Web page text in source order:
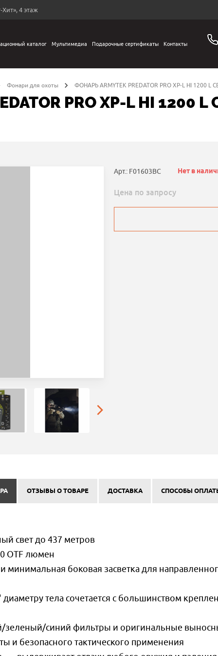
4 этаж
каталог Мультимедиа Подарочные сертификаты Контакты
Фонари для охоты ФОНАРЬ ARMYTEK PREDATOR PRO XP-L HI 1200 L
PRO XP-L HI 1200
Арт.: F01603BC Нет в
Цена по запросу
ОТЗЫВЫ О ТОВАРЕ ДОСТАВКА СПОСОБЫ
свет до 437 метров
OTF люмен
минимальная боковая засветка для
тела сочетается с большинством
синий фильтры и оригинальные
и безопасного тактического применения